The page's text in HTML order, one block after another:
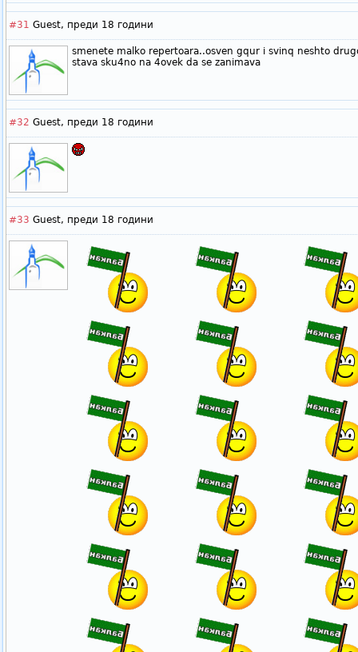
#31 Guest, преди 18 години
smenete malko repertoara..osven gqur i svinq neshto
stava sku4no na 4ovek da se zanimava
#32 Guest, преди 18 години
#33 Guest, преди 18 години